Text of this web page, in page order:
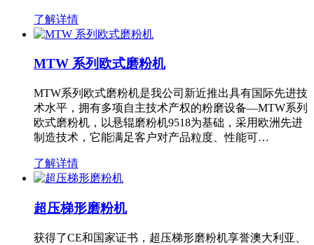
了解详情
MTW 系列欧式磨粉机
MTW系列欧式磨粉机是我公司新近推出具有国际先进技
术水平，拥有多项自主技术产权的粉磨设备—MTW系列
欧式磨粉机，以悬辊磨粉机9518为基础，采用欧洲先进
制造技术，它能满足客户对产品粒度、性能可…
了解详情
超压梯形磨粉机
获得了CE和国家证书，超压梯形磨粉机享誉澳大利亚、